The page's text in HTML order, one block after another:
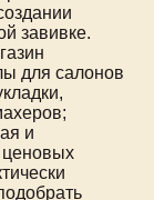
завивке.
для салонов
и
ценовых